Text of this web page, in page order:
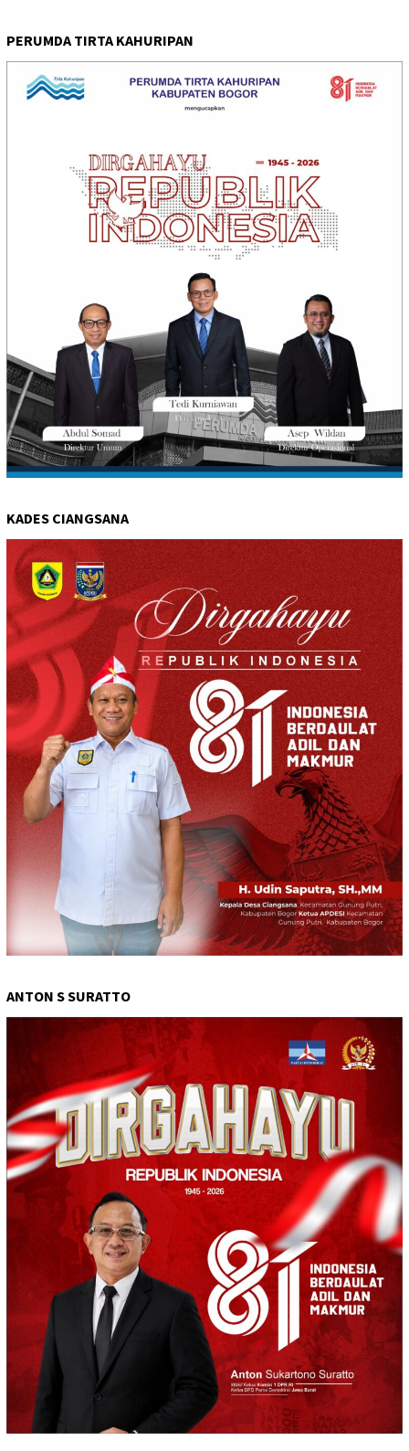
PERUMDA TIRTA KAHURIPAN
KADES CIANGSANA
ANTON S SURATTO